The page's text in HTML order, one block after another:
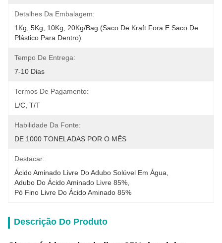
Detalhes Da Embalagem:
1Kg, 5Kg, 10Kg, 20Kg/Bag (saco De Kraft Fora E Saco De
Plástico Para Dentro)
Tempo De Entrega:
7-10 Dias
Termos De Pagamento:
L/C, T/T
Habilidade Da Fonte:
DE 1000 TONELADAS POR O MÊS
Destacar:
Ácido Aminado Livre Do Adubo Solúvel Em Água
Adubo Do Ácido Aminado Livre 85%
Pó Fino Livre Do Ácido Aminado 85%
Descrição Do Produto